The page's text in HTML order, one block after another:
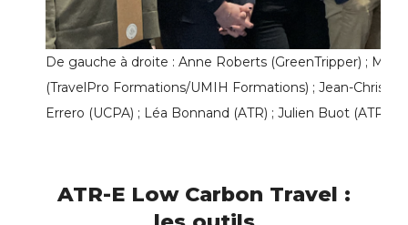
De gauche à droite : Anne Roberts (GreenTripper) ;
(TravelPro Formations/UMIH Formations) ; Jean-
Errero (UCPA) ; Léa Bonnand (ATR) ; Julien Buot (ATR)
ATR-E Low Carbon Travel :